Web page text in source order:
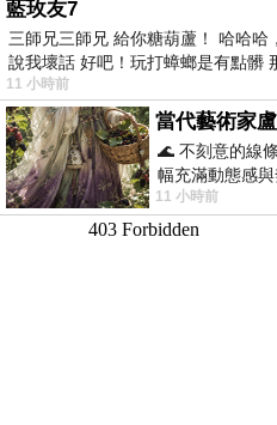
藍玫友7
三師兄三師兄 給你糖葫蘆！ 哈哈
說我壞話 好吧！玩打蟑螂是有點髒
11 小時前
🌊 不刻意的線
幅充滿動態感
藍色顏料在白色
11 小時前